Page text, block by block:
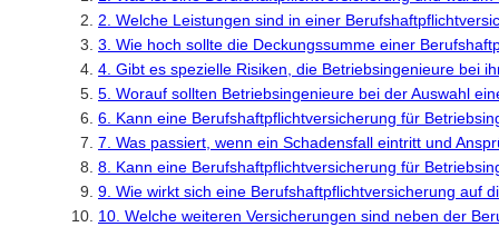
2. Welche Leistungen sind in einer
3. Wie hoch sollte die Deckungssumme einer
4. Gibt es spezielle Risiken, die Betriebsingenieure bei
5. Worauf sollten Betriebsingenieure bei der Auswahl
6. Kann eine Berufshaftpflichtversicherung für
7. Was passiert, wenn ein Schadensfall eintritt und
8. Kann eine Berufshaftpflichtversicherung für
9. Wie wirkt sich eine Berufshaftpflichtversicherung auf
10. Welche weiteren Versicherungen sind neben der